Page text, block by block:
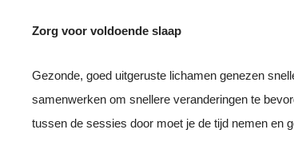
Zorg voor voldoende slaap
Gezonde, goed uitgeruste lichamen genezen
samenwerken om snellere veranderingen te
tussen de sessies door moet je de tijd nemen en